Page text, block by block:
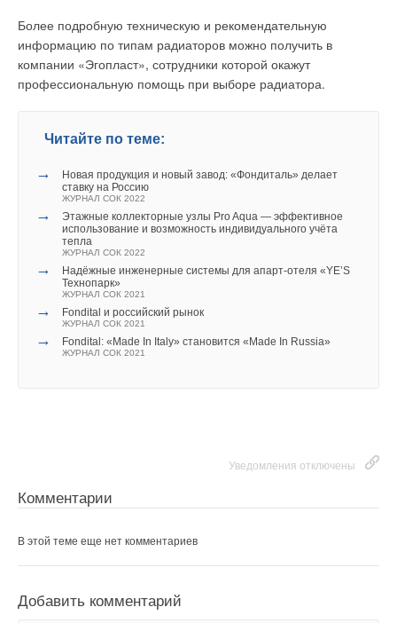
Более подробную техническую и рекомендательную
информацию по типам радиаторов можно получить в
компании «Эгопласт», сотрудники которой окажут
профессиональную помощь при выборе радиатора.
Читайте по теме:
→
Новая продукция и новый завод: «Фондиталь» делает
ставку на Россию
ЖУРНАЛ СОК 2022
→
Этажные коллекторные узлы Pro Aqua — эффективное
использование и возможность индивидуального учёта
тепла
ЖУРНАЛ СОК 2022
→
Надёжные инженерные системы для апарт-отеля «YE’S
Технопарк»
ЖУРНАЛ СОК 2021
→ Fondital и российский рынок
ЖУРНАЛ СОК 2021
→ Fondital: «Made In Italy» становится «Made In Russia»
ЖУРНАЛ СОК 2021
Уведомления отключены
Комментарии
В этой теме еще нет комментариев
Добавить комментарий
→ Об утилизации тепловых отходов
ЖУРНАЛ СОК ИЮНЬ 2026
→
Совершенствование отопительно-вентиляционных
систем коррекцией процессов регулирования
ЖУРНАЛ СОК ИЮНЬ 2026
→
Теплотехнические характеристики лучисто-конвективной
Уведомления отключены
Комментарии
В этой теме еще нет комментариев